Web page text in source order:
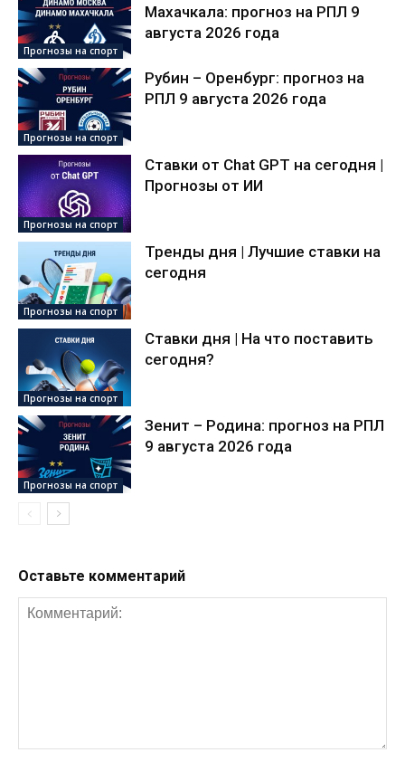
Прогнозы на спорт
Махачкала: прогноз на РПЛ 9
августа 2026 года
Прогнозы на спорт
Рубин – Оренбург: прогноз на
РПЛ 9 августа 2026 года
Прогнозы на спорт
Ставки от Chat GPT на сегодня |
Прогнозы от ИИ
Прогнозы на спорт
Тренды дня | Лучшие ставки на
сегодня
Прогнозы на спорт
Ставки дня | На что поставить
сегодня?
Прогнозы на спорт
Зенит – Родина: прогноз на РПЛ
9 августа 2026 года
Оставьте комментарий